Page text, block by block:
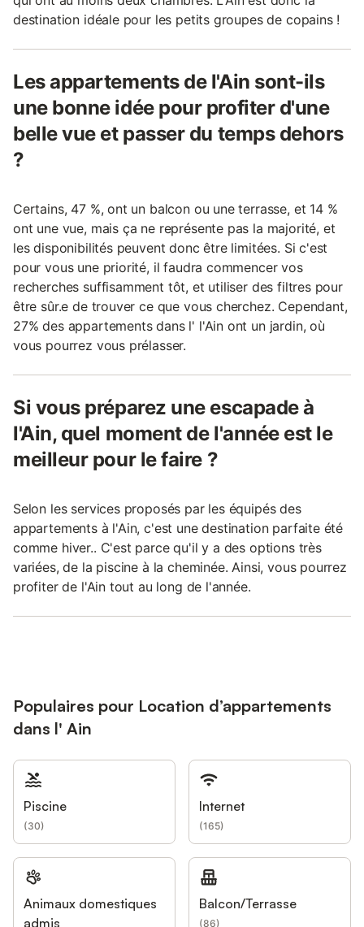
destination idéale pour les petits groupes de copains !
Les appartements de l'Ain sont-ils
une bonne idée pour profiter d'une
belle vue et passer du temps dehors
?
Certains, 47 %, ont un balcon ou une terrasse, et 14 %
ont une vue, mais ça ne représente pas la majorité, et
les disponibilités peuvent donc être limitées. Si c'est
pour vous une priorité, il faudra commencer vos
recherches suffisamment tôt, et utiliser des filtres pour
être sûr.e de trouver ce que vous cherchez. Cependant,
27% des appartements dans l' l'Ain ont un jardin, où
vous pourrez vous prélasser.
Si vous préparez une escapade à
l'Ain, quel moment de l'année est le
meilleur pour le faire ?
Selon les services proposés par les équipés des
appartements à l'Ain, c'est une destination parfaite été
comme hiver.. C'est parce qu'il y a des options très
variées, de la piscine à la cheminée. Ainsi, vous pourrez
profiter de l'Ain tout au long de l'année.
Populaires pour Location d’appartements
dans l' Ain
Piscine
(30)
Internet
(165)
Animaux domestiques
admis
Balcon/Terrasse
(86)